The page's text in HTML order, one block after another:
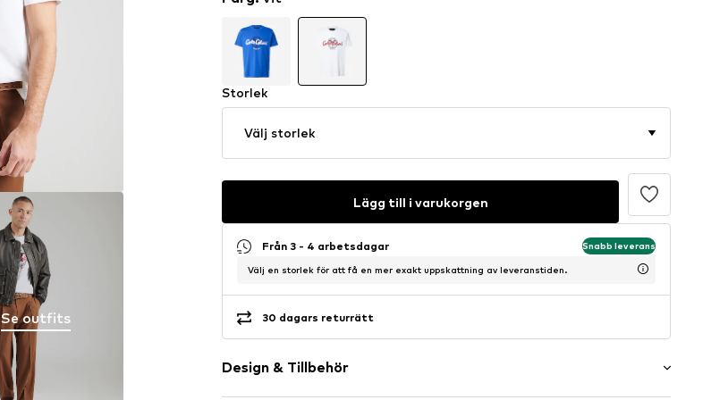
Se outfits
Storlek
Välj storlek
Lägg till i varukorgen
Från 3 - 4 arbetsdagar Snabb leverans
Välj en storlek för att få en mer exakt uppskattning av leveranstiden.
30 dagars returrätt
Design & Tillbehör